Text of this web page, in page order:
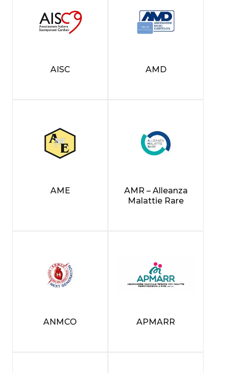
AISC AMD
AME
AMR – Alleanza
Malattie Rare
ANMCO APMARR